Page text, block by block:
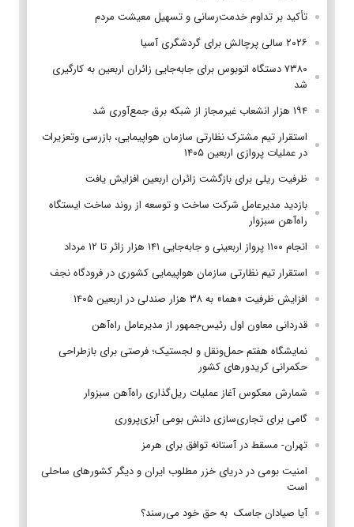
تأکید بر تداوم خدمت‌رسانی و تسهیل معیشت مردم
۲۰۲۶ سالی پرچالش برای گردشگری آسیا
۷۳۸۰ دستگاه اتوبوس برای جابه‌جایی زائران اربعین به‌ کارگیری
شد
۱۹۴ هزار انشعاب غیرمجاز از شبکه برق جمع‌آوری شد
استقرار تیم مشترک نظارتی سازمان هواپیمایی، بازرسی وتعزیرات
در عملیات پروازی اربعین ۱۴۰۵
ظرفیت ریلی برای بازگشت زائران اربعین افزایش یافت
بازدید مدیرعامل شرکت ساخت و توسعه از روند ساخت ایستگاه
راه‌آهن سبزوار
انجام ۱۱۰۰ پرواز اربعینی و جابه‌جایی ۱۴۱ هزار زائر تا ۱۲ مرداد
استقرار تیم‌ نظارتی سازمان هواپیمایی کشوری در فرودگاه نجف
افزایش ظرفیت «هما» به ۳۸ هزار صندلی در اربعین ۱۴۰۵
قدردانی معاون اول رئیس‌جمهور از مدیرعامل راه‌آهن
نمایشگاه هفتم حمل‌ونقل و لجستیک؛ فرصتی برای بازطراحی
حکمرانی کریدورهای کشور
شمارش معکوس آغاز عملیات ریل‌گذاری راه‌آهن سبزوار
گامی برای تجاری‌سازی دانش بومی آبزی‌پروری
تهران- مسقط در آستانه توافق برای هرمز
امنیت بومی در دریای خزر مطلوب ایران و دیگر کشورهای ساحلی
است
آیا صیادان جاسک به حق خود می‌رسند؟